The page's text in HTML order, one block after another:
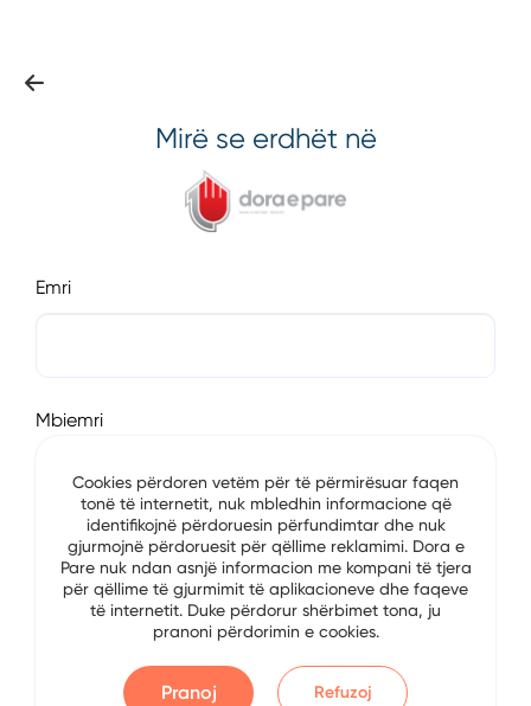
Mirë se erdhët në
Emri
Mbiemri
E-mail
Numri i Telefonit
Cookies përdoren vetëm për të përmirësuar faqen
tonë të internetit, nuk mbledhin informacione që
identifikojnë përdoruesin përfundimtar dhe nuk
gjurmojnë përdoruesit për qëllime reklamimi. Dora e
Pare nuk ndan asnjë informacion me kompani të tjera
për qëllime të gjurmimit të aplikacioneve dhe faqeve
të internetit. Duke përdorur shërbimet tona, ju
pranoni përdorimin e cookies.
Pranoj Refuzoj